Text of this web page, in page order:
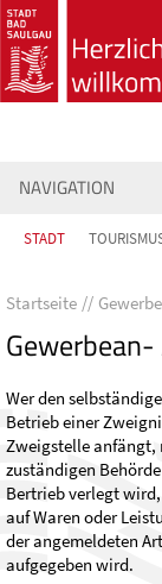
NAVIGATION
STADT
Startseite
Wer den
Betrieb einer
Zweigstelle anfängt,
zuständigen
Bertrieb verlegt wird,
auf Waren oder
der angemeldeten
aufgegeben wird.